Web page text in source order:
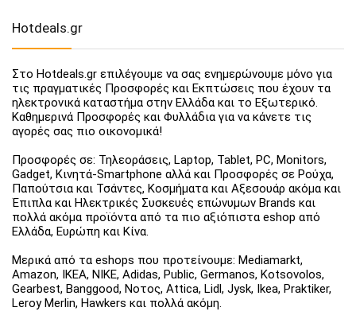
Hotdeals.gr
Στο Hotdeals.gr επιλέγουμε να σας ενημερώνουμε μόνο για
τις πραγματικές Προσφορές και Εκπτώσεις που έχουν τα
ηλεκτρονικά καταστήμα στην Ελλάδα και το Εξωτερικό.
Καθημερινά Προσφορές και Φυλλάδια για να κάνετε τις
αγορές σας πιο οικονομικά!
Προσφορές σε: Τηλεοράσεις, Laptop, Tablet, PC, Monitors,
Gadget, Κινητά-Smartphone αλλά και Προσφορές σε Ρούχα,
Παπούτσια και Τσάντες, Κοσμήματα και Αξεσουάρ ακόμα και
Έπιπλα και Ηλεκτρικές Συσκευές επώνυμων Brands και
πολλά ακόμα προϊόντα από τα πιο αξιόπιστα eshop από
Ελλάδα, Ευρώπη και Κίνα.
Μερικά από τα eshops που προτείνουμε: Mediamarkt,
Amazon, IKEA, NIKE, Adidas, Public, Germanos, Kotsovolos,
Gearbest, Banggood, Νοτος, Attica, Lidl, Jysk, Ikea, Praktiker,
Leroy Merlin, Hawkers και πολλά ακόμη.